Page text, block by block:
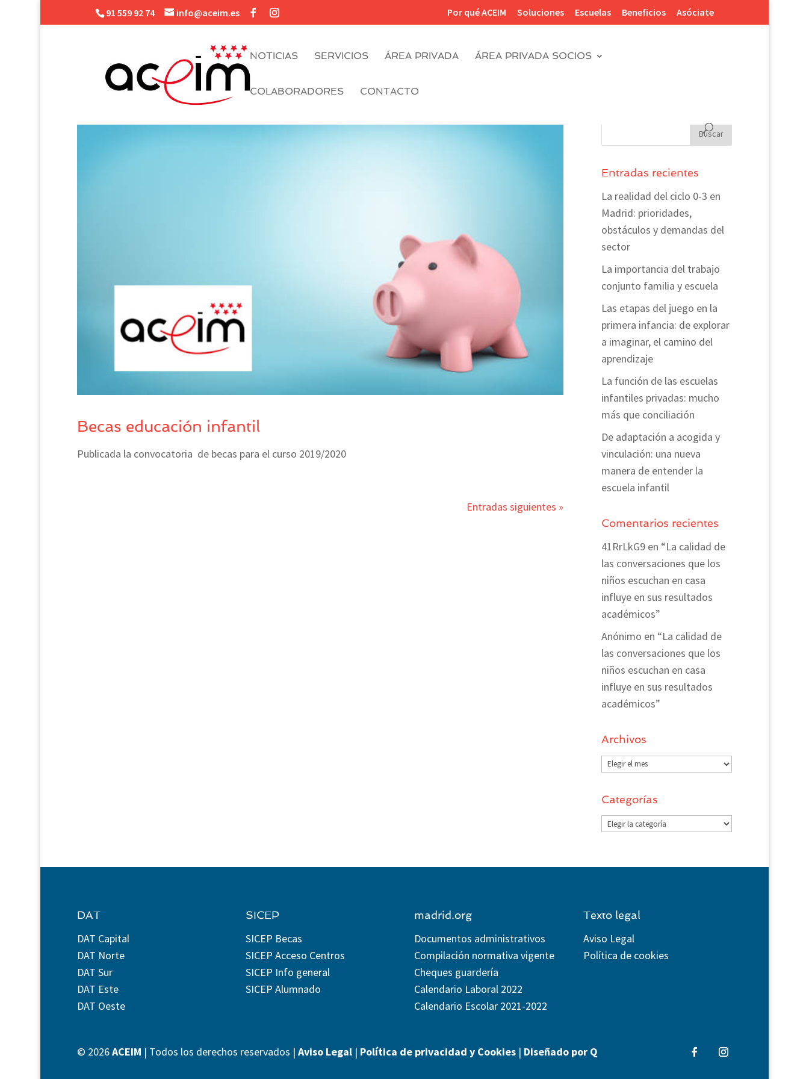
91 559 92 74 info@aceim.es Por qué ACEIM Soluciones Escuelas Beneficios Asóciate
NOTICIAS SERVICIOS ÁREA PRIVADA ÁREA PRIVADA SOCIOS
COLABORADORES CONTACTO
Becas educación infantil
Publicada la convocatoria de becas para el curso 2019/2020
Entradas siguientes »
Entradas recientes
La realidad del ciclo 0-3 en
Madrid: prioridades,
obstáculos y demandas del
sector
La importancia del trabajo
conjunto familia y escuela
Las etapas del juego en la
primera infancia: de explorar
a imaginar, el camino del
aprendizaje
La función de las escuelas
infantiles privadas: mucho
más que conciliación
De adaptación a acogida y
vinculación: una nueva
manera de entender la
escuela infantil
Comentarios recientes
41RrLkG9en “La calidad de
las conversaciones que los
niños escuchan en casa
influye en sus resultados
académicos”
Anónimo en “La calidad de
las conversaciones que los
niños escuchan en casa
influye en sus resultados
académicos”
Archivos
Archivos
Categorías
Categorías
DAT
DAT Capital
DAT Norte
DAT Sur
DAT Este
DAT Oeste
SICEP
SICEP Becas
SICEP Acceso Centros
SICEP Info general
SICEP Alumnado
madrid.org
Documentos administrativos
Compilación normativa vigente
Cheques guardería
Calendario Laboral 2022
Calendario Escolar 2021-2022
Texto legal
Aviso Legal
Política de cookies
© 2026ACEIM | Todos los derechos reservados | Aviso Legal| Política de privacidad y Cookies| Diseñado por Q